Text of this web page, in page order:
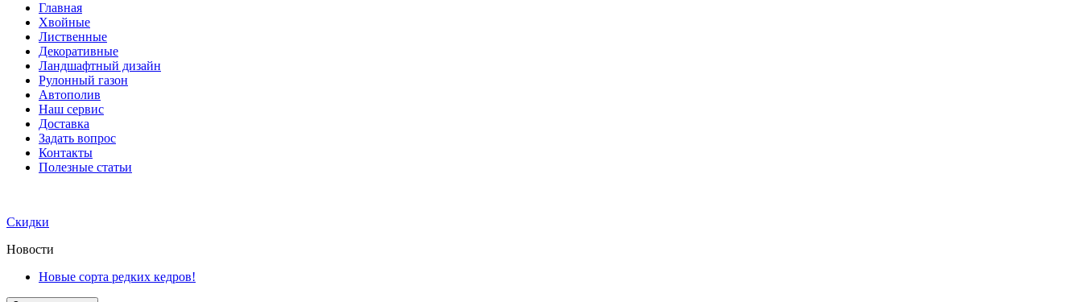
Главная
Хвойные
Лиственные
Декоративные
Ландшафтный дизайн
Рулонный газон
Автополив
Наш сервис
Доставка
Задать вопрос
Контакты
Полезные статьи
Скидки
Новости
Новые сорта редких кедров!